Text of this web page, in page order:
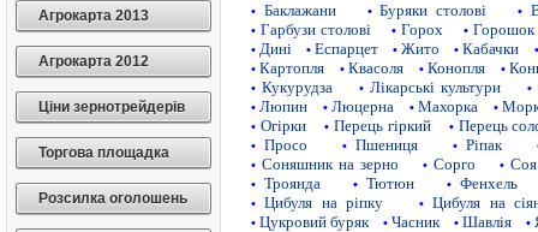
Агрокарта 2013
Агрокарта 2012
Ціни зернотрейдерів
Торгова площадка
Розсилка оголошень
• Баклажани • Буряки столові •
• Гарбузи столові • Горох • Горошок
• Дині • Еспарцет • Жито • Кабачки
•
• Картопля • Квасоля • Конопля •
• Кукурудза • Лікарські культури
•
• Люпин • Люцерна • Махорка •
• Огірки • Перець гіркий • Перець
• Просо • Пшениця • Ріпак
• Соняшник на зерно • Сорго • Соя
• Троянда • Тютюн • Фенхель
• Цибуля на ріпку • Цибуля на
• Цукровий буряк • Часник • Шавлія •